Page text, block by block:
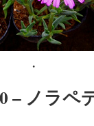
.
– ノラペ